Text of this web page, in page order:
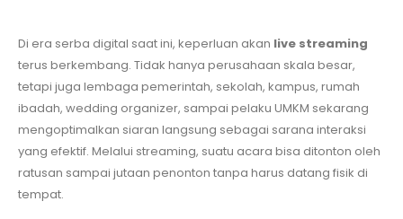
Di era serba digital saat ini, keperluan akan live streaming
terus berkembang. Tidak hanya perusahaan skala besar,
tetapi juga lembaga pemerintah, sekolah, kampus, rumah
ibadah, wedding organizer, sampai pelaku UMKM sekarang
mengoptimalkan siaran langsung sebagai sarana interaksi
yang efektif. Melalui streaming, suatu acara bisa ditonton oleh
ratusan sampai jutaan penonton tanpa harus datang fisik di
tempat.